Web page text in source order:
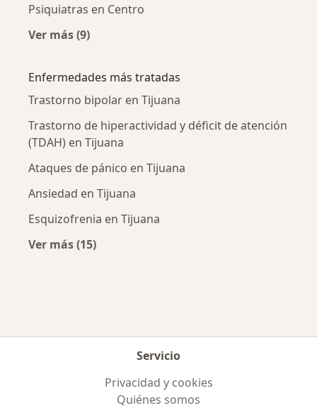
Psiquiatras en Centro
Ver más (9)
Enfermedades más tratadas
Trastorno bipolar en Tijuana
Trastorno de hiperactividad y déficit de atención
(TDAH) en Tijuana
Ataques de pánico en Tijuana
Ansiedad en Tijuana
Esquizofrenia en Tijuana
Ver más (15)
Servicio
Privacidad y cookies
Quiénes somos